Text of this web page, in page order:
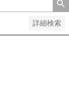
詳細検索